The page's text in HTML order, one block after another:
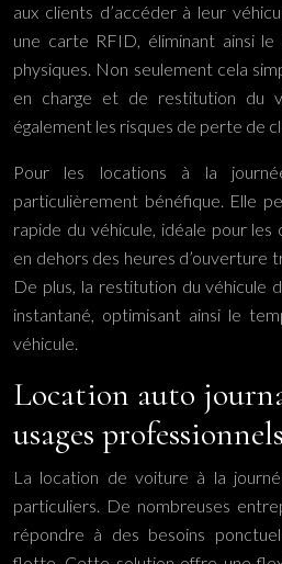
aux clients d’accéder à leur
une carte RFID, éliminant ainsi
physiques. Non seulement cela
en charge et de restitution du
également les risques de perte de
Pour les locations à la
particulièrement bénéfique. Elle
rapide du véhicule, idéale pour
en dehors des heures d’ouverture
De plus, la restitution du véhicule
instantané, optimisant ainsi le
véhicule.
Location auto
usages professionnels
La location de voiture à la
particuliers. De nombreuses
répondre à des besoins